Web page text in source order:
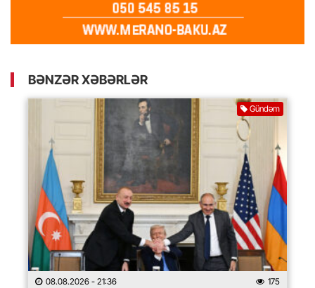
BƏNZƏR XƏBƏRLƏR
Gündəm
08.08.2026 - 21:36 175